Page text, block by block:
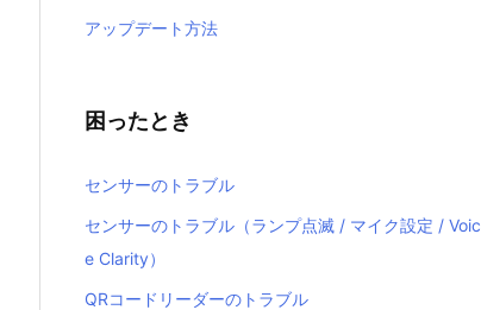
アップデート方法
困ったとき
センサーのトラブル
センサーのトラブル（ランプ点滅 / マイク設定 / Voic
e Clarity）
QRコードリーダーのトラブル